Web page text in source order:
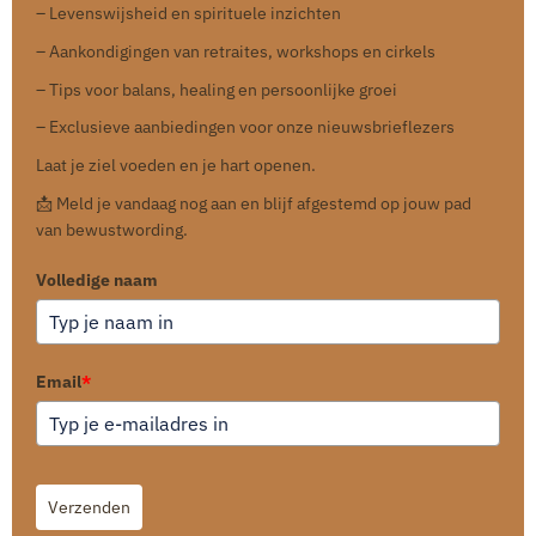
– Levenswijsheid en spirituele inzichten
– Aankondigingen van retraites, workshops en cirkels
– Tips voor balans, healing en persoonlijke groei
– Exclusieve aanbiedingen voor onze nieuwsbrieflezers
Laat je ziel voeden en je hart openen.
📩 Meld je vandaag nog aan en blijf afgestemd op jouw pad
van bewustwording.
Volledige naam
Email*
Verzenden